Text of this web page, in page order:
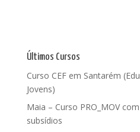
Últimos Cursos
Curso CEF em Santarém
Jovens)
Maia – Curso PRO_MOV
subsídios